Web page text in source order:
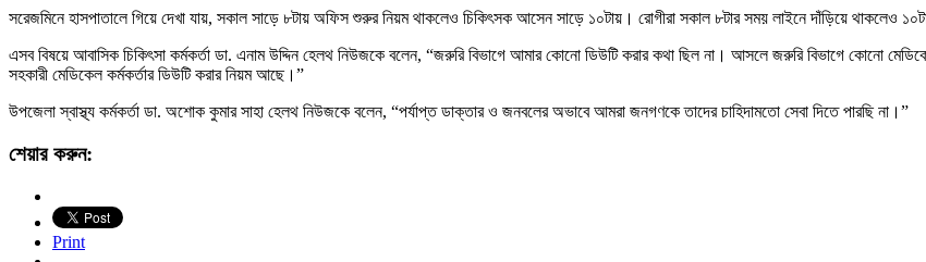
সরেজমিনে হাসপাতালে গিয়ে দেখা যায়, সকাল সাড়ে ৮টায় অফিস শুরুর নিয়ম থাকলেও চিকিৎসক আসেন সাড়ে ১০টায়। রোগীরা সকাল ৮টার সময় লাইনে দাঁড়িয়ে থাকলেও
এসব বিষয়ে আবাসিক চিকিৎসা কর্মকর্তা ডা. এনাম উদ্দিন হেলথ নিউজকে বলেন, “জরুরি বিভাগে আমার কোনো ডিউটি করার কথা ছিল না। আসলে জরুরি বিভাগে কোনো
সহকারী মেডিকেল কর্মকর্তার ডিউটি করার নিয়ম আছে।”
উপজেলা স্বাস্থ্য কর্মকর্তা ডা. অশোক কুমার সাহা হেলথ নিউজকে বলেন, “পর্যাপ্ত ডাক্তার ও জনবলের অভাবে আমরা জনগণকে তাদের চাহিদামতো সেবা দিতে পারছি না।”
শেয়ার করুন:
Print